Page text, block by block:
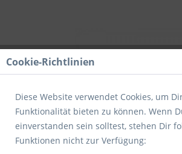
Cookie-Richtlinien
Diese Website verwendet Cookies, um
Funktionalität bieten zu können. Wenn
einverstanden sein solltest, stehen Dir
Funktionen nicht zur Verfügung: